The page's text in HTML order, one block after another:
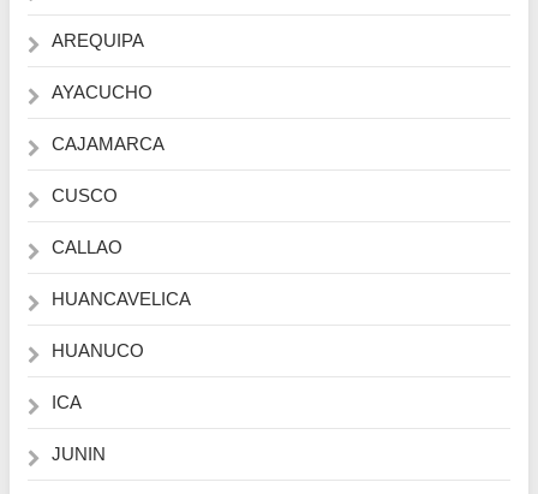
AREQUIPA
AYACUCHO
CAJAMARCA
CUSCO
CALLAO
HUANCAVELICA
HUANUCO
ICA
JUNIN